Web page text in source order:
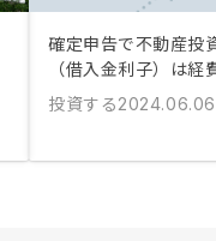
確定申告で不動産投
（借入金利子）は
投資する2024.06.06